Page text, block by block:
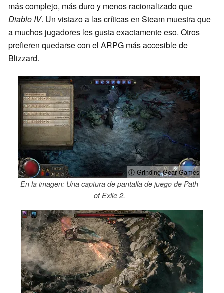
más complejo, más duro y menos racionalizado que
Diablo IV. Un vistazo a las críticas en Steam muestra que
a muchos jugadores les gusta exactamente eso. Otros
prefieren quedarse con el ARPG más accesible de
Blizzard.
ⓘ Grinding Gear Games
En la imagen: Una captura de pantalla de juego de Path
of Exile 2.